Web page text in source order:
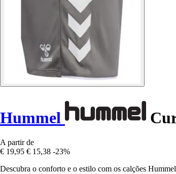
Hummel
A partir de
€ 19,95 € 15,38 -23%
Descubra o conforto e o estilo com os calções